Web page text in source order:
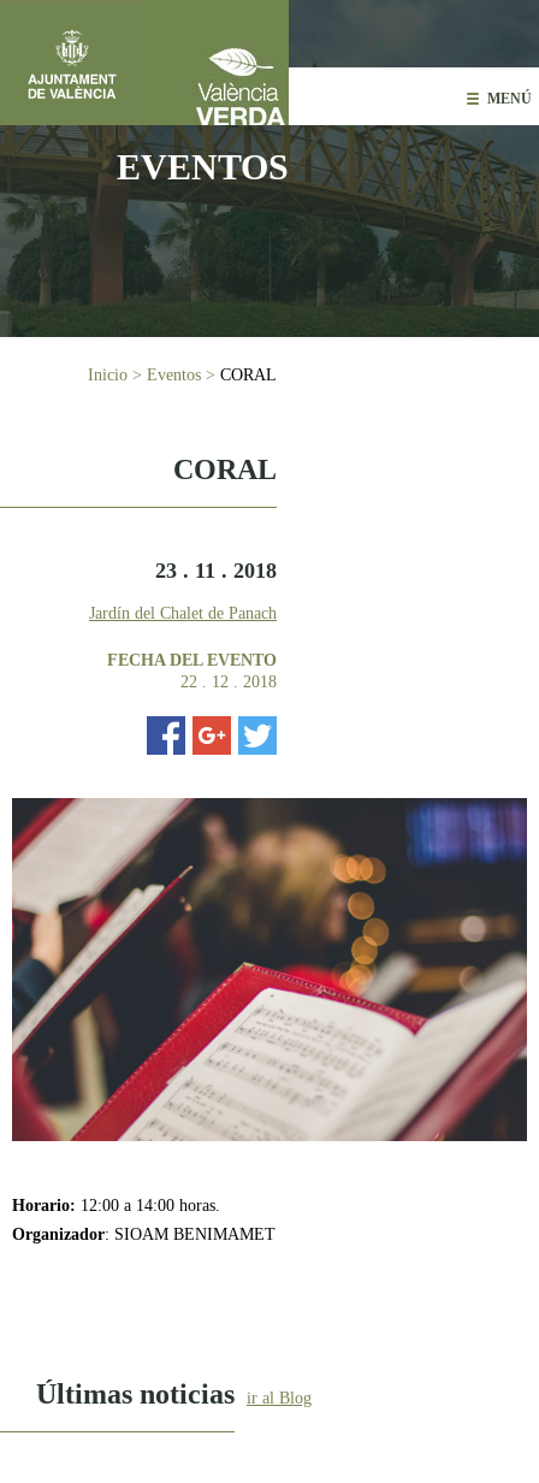
MENÚ
EVENTOS
Usted está aquí
Inicio > Eventos > CORAL
CORAL
23 . 11 . 2018
Jardín del Chalet de Panach
FECHA DEL EVENTO
22 . 12 . 2018
Horario: 12:00 a 14:00 horas.
Organizador: SIOAM BENIMAMET
Últimas noticias ir al Blog